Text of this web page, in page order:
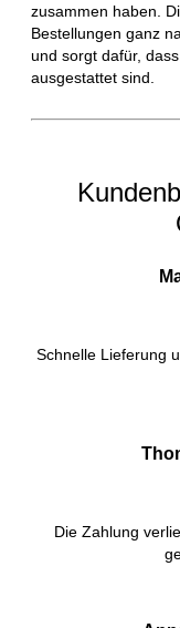
zusammen haben.
Bestellungen ganz
und sorgt dafür,
ausgestattet sind.
Schnelle Lieferung
Die Zahlung